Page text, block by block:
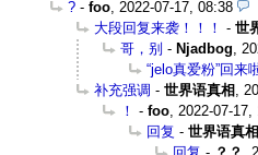
? - foo, 2022-07-17, 08:38
大段回复来袭！！！ - 世
哥，别 - Njadbog,
“jelo真爱粉”回来
补充强调 - 世界语真相 ,
！ - foo, 2022-07-17,
回复 - 世界语真相